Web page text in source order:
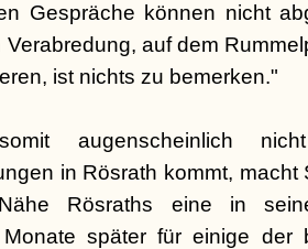
Gespräche können nicht
auf dem
ist nichts zu bemerken."
augenscheinlich
in Rösrath kommt, macht
Rösraths eine in
später für einige der